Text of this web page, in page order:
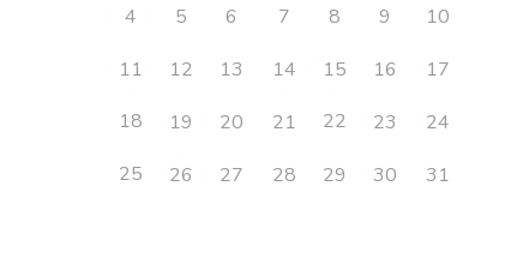
4
5 6 7 8 9
10
11
12 13 14 15 16
17
18
19 20 21 22 23
24
25
26 27 28 29 30 31